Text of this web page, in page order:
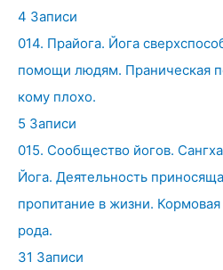
4 Записи
014. Прайога. Йога
помощи людям. Праническая
кому плохо.
5 Записи
015. Сообщество йогов.
Йога. Деятельность
пропитание в жизни.
рода.
31 Записи